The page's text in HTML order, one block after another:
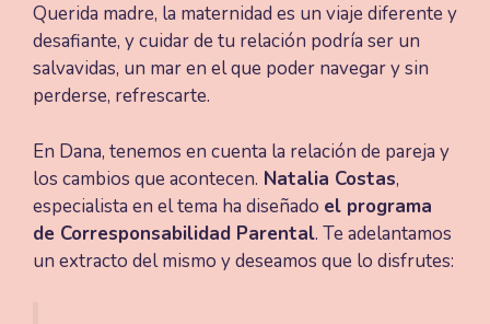
Querida madre, la maternidad es un viaje diferente y
desafiante, y cuidar de tu relación podría ser un
salvavidas, un mar en el que poder navegar y sin
perderse, refrescarte.
En Dana, tenemos en cuenta la relación de pareja y
los cambios que acontecen. Natalia Costas,
especialista en el tema ha diseñado el programa
de Corresponsabilidad Parental. Te adelantamos
un extracto del mismo y deseamos que lo disfrutes: